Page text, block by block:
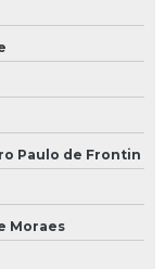
Paulo de Frontin
Moraes